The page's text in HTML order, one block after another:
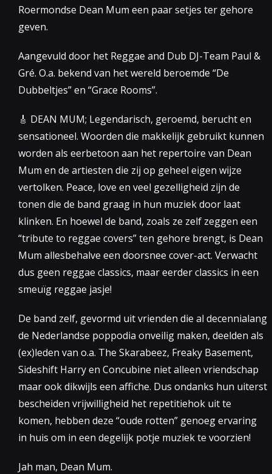
Roermondse Dean Mum een paar setjes ter gehore
geven.
Aangevuld door het Reggae and Dub DJ-Team Paul &
Gré. O.a. bekend van het wereld beroemde “De
Dubbeltjes” en “Grace Rooms”.
🎸 DEAN MUM; Legendarisch, geroemd, berucht en
sensationeel. Woorden die makkelijk gebruikt kunnen
worden als eerbetoon aan het repertoire van Dean
Mum en de artiesten die zij op geheel eigen wijze
vertolken. Peace, love en veel gezelligheid zijn de
tonen die de band graag in hun muziek door laat
klinken. En hoewel de band, zoals ze zelf zeggen een
“tribute to reggae covers” ten gehore brengt, is Dean
Mum allesbehalve een doorsnee cover-act. Verwacht
dus geen reggae classics, maar eerder classics in een
smeuïg reggae jasje!
De band zelf, gevormd uit vrienden die al decennialang
de Nederlandse poppodia onveilig maken, deelden als
(ex)leden van o.a. The Skarabeez, Freaky Basement,
Sideshift Harry en Concubine niet alleen vriendschap
maar ook dikwijls een affiche. Dus ondanks hun uiterst
bescheiden vrijwilligheid het repetitiehok uit te
komen, hebben deze “oude rotten” genoeg ervaring
in huis om in een degelijk potje muziek te voorzien!
Jah man, Dean Mum.